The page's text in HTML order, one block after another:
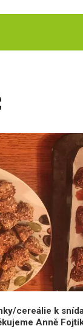
cereálie k
Anně